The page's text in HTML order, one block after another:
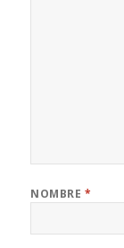
NOMBRE *